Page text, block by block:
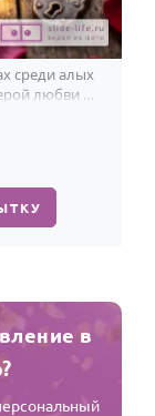
среди алых
любви и
в